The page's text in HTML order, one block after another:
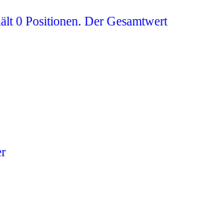
0 Positionen. Der Gesamtwert